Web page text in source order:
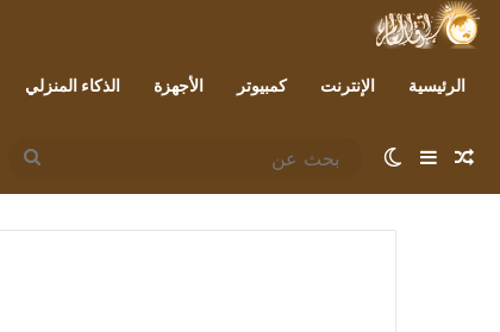
الرئيسية الإنترنت كمبيوتر الأجهزة الذكاء المنزلي
مقال عشوائي
إضافة عمود جانبي
الوضع المظلم
بحث
عن